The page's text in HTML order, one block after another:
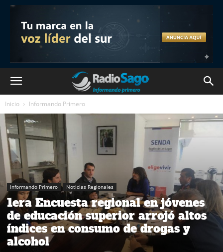
Inicio Informando Primero
Informando Primero Noticias Regionales
1era Encuesta regional en jóvenes
de educación superior arrojó altos
índices en consumo de drogas y
alcohol